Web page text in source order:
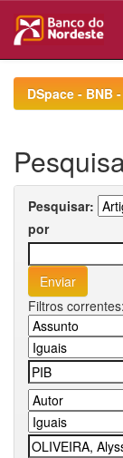
navigationDSpace - BNB
Pesquisar:
por
Filtros correntes: